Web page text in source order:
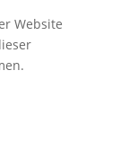
Website